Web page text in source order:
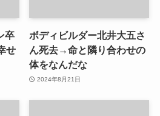
卒
せ
ボディビルダー北井大五さ
ん死去→命と隣り合わせの
体をなんだな
2024年8月21日